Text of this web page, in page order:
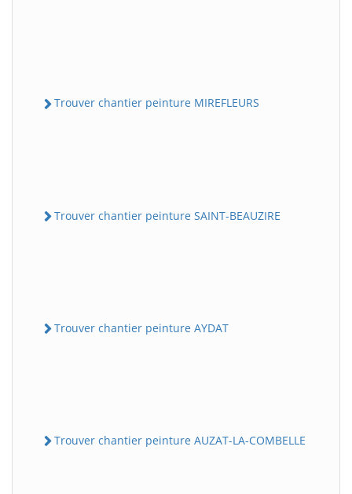
Trouver chantier peinture MIREFLEURS
Trouver chantier peinture SAINT-BEAUZIRE
Trouver chantier peinture AYDAT
Trouver chantier peinture AUZAT-LA-COMBELLE